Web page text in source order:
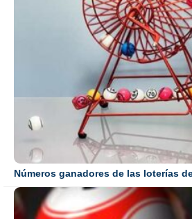
Números ganadores de las loterías